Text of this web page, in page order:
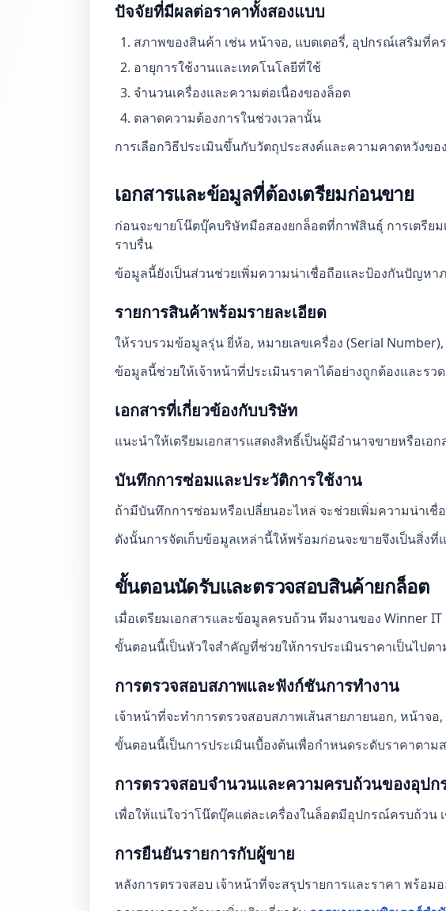
ปัจจัยที่มีผลต่อราคาทั้งสองแบบ
สภาพของสินค้า เช่น หน้าจอ, แบตเตอรี่, อุปกรณ์เสริมที่ค
อายุการใช้งานและเทคโนโลยีที่ใช้
จำนวนเครื่องและความต่อเนื่องของล็อต
ตลาดความต้องการในช่วงเวลานั้น
การเลือกวิธีประเมินขึ้นกับวัตถุประสงค์และความคาดหวังข
เอกสารและข้อมูลที่ต้องเตรียมก่อนขาย
ก่อนจะขายโน๊ตบุ๊คบริษัทมือสองยกล็อตที่กาฬสินธุ์ การเตรีย
ราบรื่น
ข้อมูลนี้ยังเป็นส่วนช่วยเพิ่มความน่าเชื่อถือและป้องกันปัญหา
รายการสินค้าพร้อมรายละเอียด
ให้รวบรวมข้อมูลรุ่น ยี่ห้อ, หมายเลขเครื่อง (Serial
ข้อมูลนี้ช่วยให้เจ้าหน้าที่ประเมินราคาได้อย่างถูกต้องและรวด
เอกสารที่เกี่ยวข้องกับบริษัท
แนะนำให้เตรียมเอกสารแสดงสิทธิ์เป็นผู้มีอำนาจขายหรือเ
บันทึกการซ่อมและประวัติการใช้งาน
ถ้ามีบันทึกการซ่อมหรือเปลี่ยนอะไหล่ จะช่วยเพิ่มความน่าเ
ดังนั้นการจัดเก็บข้อมูลเหล่านี้ให้พร้อมก่อนจะขายจึงเป็นสิ่งที่
ขั้นตอนนัดรับและตรวจสอบสินค้ายกล็อต
เมื่อเตรียมเอกสารและข้อมูลครบถ้วน ทีมงานของ Winner
ขั้นตอนนี้เป็นหัวใจสำคัญที่ช่วยให้การประเมินราคาเป็นไปต
การตรวจสอบสภาพและฟังก์ชันการทำงาน
เจ้าหน้าที่จะทำการตรวจสอบสภาพเส้นสายภายนอก, หน้าจ
ขั้นตอนนี้เป็นการประเมินเบื้องต้นเพื่อกำหนดระดับราคาตาม
การตรวจสอบจำนวนและความครบถ้วนของอุป
เพื่อให้แน่ใจว่าโน๊ตบุ๊คแต่ละเครื่องในล็อตมีอุปกรณ์ครบถ้วน
การยืนยันรายการกับผู้ขาย
หลังการตรวจสอบ เจ้าหน้าที่จะสรุปรายการและราคา พร้อม